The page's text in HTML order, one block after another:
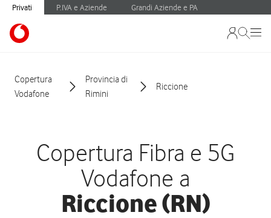
Privati P.IVA e Aziende Grandi Aziende e PA
Copertura
Vodafone
Provincia di
Rimini
Riccione
Copertura Fibra e 5G
Vodafone a
Riccione (RN)